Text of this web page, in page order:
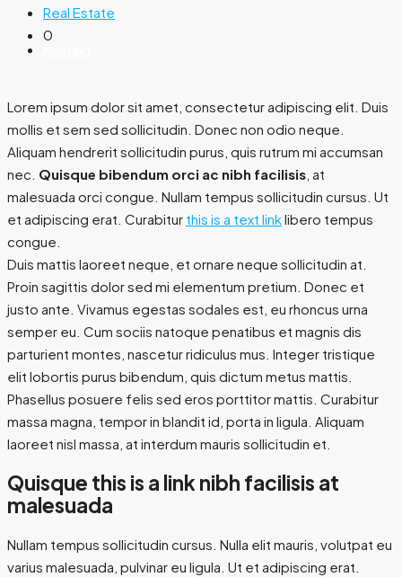
Real Estate
0
Lorem ipsum dolor sit amet, consectetur adipiscing elit. Duis
mollis et sem sed sollicitudin. Donec non odio neque.
Aliquam hendrerit sollicitudin purus, quis rutrum mi accumsan
nec. Quisque bibendum orci ac nibh facilisis , at
malesuada orci congue. Nullam tempus sollicitudin cursus. Ut
et adipiscing erat. Curabitur this is a text linklibero tempus
congue.
Duis mattis laoreet neque, et ornare neque sollicitudin at.
Proin sagittis dolor sed mi elementum pretium. Donec et
justo ante. Vivamus egestas sodales est, eu rhoncus urna
semper eu. Cum sociis natoque penatibus et magnis dis
parturient montes, nascetur ridiculus mus. Integer tristique
elit lobortis purus bibendum, quis dictum metus mattis.
Phasellus posuere felis sed eros porttitor mattis. Curabitur
massa magna, tempor in blandit id, porta in ligula. Aliquam
laoreet nisl massa, at interdum mauris sollicitudin et.
Quisque this is a link nibh facilisis at
malesuada
Nullam tempus sollicitudin cursus. Nulla elit mauris, volutpat eu
varius malesuada, pulvinar eu ligula. Ut et adipiscing erat.